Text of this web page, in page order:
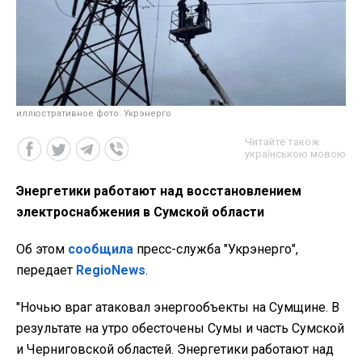
иллюстративное фото: Укрэнерго
Читайте також
українською мовою
Энергетики работают над восстановлением
электроснабжения в Сумской области
Об этом сообщила пресс-служба "Укрэнерго",
передает RegioNews.
"Ночью враг атаковал энергообъекты на Сумщине. В
результате на утро обесточены Сумы и часть Сумской
и Черниговской областей. Энергетики работают над